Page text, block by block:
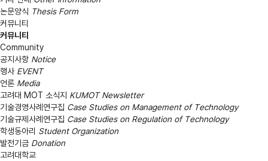
논문양식 Thesis Form
커뮤니티
커뮤니티
Community
공지사항 Notice
행사 EVENT
언론 Media
고려대 MOT 소식지 KUMOT Newsletter
기술경영사례연구집 Case Studies on Management of Technology
기술규제사례연구집 Case Studies on Regulation of Technology
학생동아리 Student Organization
발전기금 Donation
고려대학교